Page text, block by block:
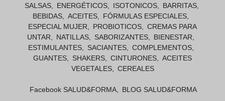
SALSAS
ENERGÉTICOS ISOTONICOS
BARRITAS
BEBIDAS
ACEITES
FÓRMULAS ESPECIALES
ESPECIAL MUJER
PROBIOTICOS
CREMAS PARA
UNTAR
NATILLAS SABORIZANTES
BIENESTAR
ESTIMULANTES
SACIANTES
COMPLEMENTOS
GUANTES
SHAKERS CINTURONES
ACEITES
VEGETALES
CEREALES
Facebook SALUD&FORMA BLOG SALUD&FORMA